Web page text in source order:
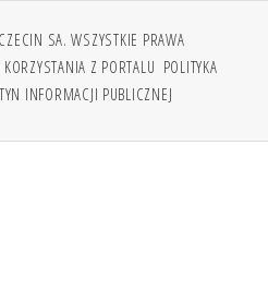
SA. WSZYSTKIE PRAWA
Z PORTALU POLITYKA
INFORMACJI PUBLICZNEJ